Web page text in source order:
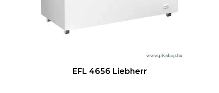
EFL 4656 Liebherr